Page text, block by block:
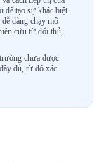
để tạo sự khác biệt.
dàng chạy mô
cứu từ đối thủ,
chưa được
đủ, từ đó xác